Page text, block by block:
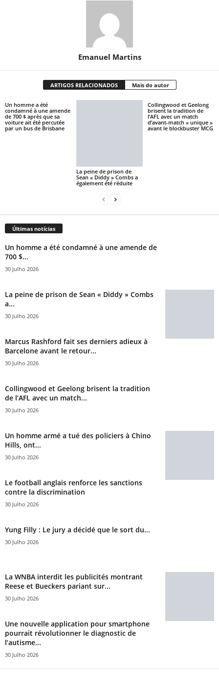
Emanuel Martins
ARTIGOS RELACIONADOS Mais do autor
Un homme a été
condamné à une amende
de 700 $ après que sa
voiture ait été percutée
par un bus de Brisbane
La peine de prison de
Sean « Diddy » Combs a
également été réduite
Collingwood et Geelong
brisent la tradition de
l’AFL avec un match
d’avant-match « unique »
avant le blockbuster MCG
Últimas notícias
Un homme a été condamné à une amende de
700 $...
30 Julho 2026
La peine de prison de Sean « Diddy » Combs
a...
30 Julho 2026
Marcus Rashford fait ses derniers adieux à
Barcelone avant le retour...
30 Julho 2026
Collingwood et Geelong brisent la tradition
de l’AFL avec un match...
30 Julho 2026
Un homme armé a tué des policiers à Chino
Hills, ont...
30 Julho 2026
Le football anglais renforce les sanctions
contre la discrimination
30 Julho 2026
Yung Filly : Le jury a décidé que le sort du...
30 Julho 2026
La WNBA interdit les publicités montrant
Reese et Bueckers pariant sur...
30 Julho 2026
Une nouvelle application pour smartphone
pourrait révolutionner le diagnostic de
l’autisme...
30 Julho 2026